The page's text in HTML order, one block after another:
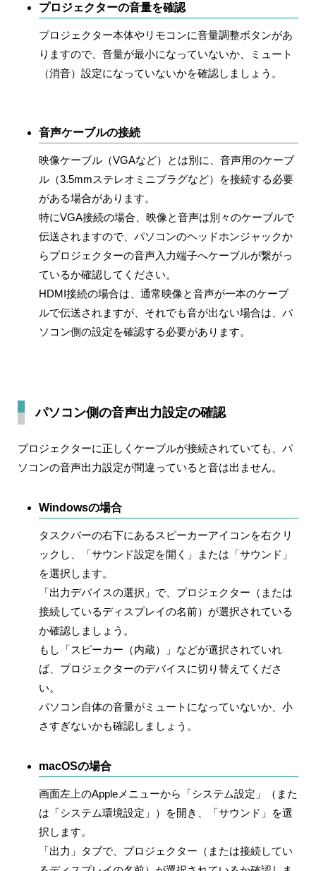
プロジェクターの音量を確認
プロジェクター本体やリモコンに音量調整ボタンがあ
りますので、音量が最小になっていないか、ミュート
（消音）設定になっていないかを確認しましょう。
音声ケーブルの接続
映像ケーブル（VGAなど）とは別に、音声用のケーブ
ル（3.5mmステレオミニプラグなど）を接続する必要
がある場合があります。
特にVGA接続の場合、映像と音声は別々のケーブルで
伝送されますので、パソコンのヘッドホンジャックか
らプロジェクターの音声入力端子へケーブルが繋がっ
ているか確認してください。
HDMI接続の場合は、通常映像と音声が一本のケーブ
ルで伝送されますが、それでも音が出ない場合は、パ
ソコン側の設定を確認する必要があります。
パソコン側の音声出力設定の確認
プロジェクターに正しくケーブルが接続されていても、パ
ソコンの音声出力設定が間違っていると音は出ません。
Windowsの場合
タスクバーの右下にあるスピーカーアイコンを右クリ
ックし、「サウンド設定を開く」または「サウンド」
を選択します。
「出力デバイスの選択」で、プロジェクター（または
接続しているディスプレイの名前）が選択されている
か確認しましょう。
もし「スピーカー（内蔵）」などが選択されていれ
ば、プロジェクターのデバイスに切り替えてくださ
い。
パソコン自体の音量がミュートになっていないか、小
さすぎないかも確認しましょう。
macOSの場合
画面左上のAppleメニューから「システム設定」（また
は「システム環境設定」）を開き、「サウンド」を選
択します。
「出力」タブで、プロジェクター（または接続してい